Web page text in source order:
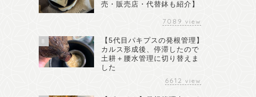
売・販売店・代替鉢も紹介】
7089 view
8
【5代目パキプスの発根管理】
カルス形成後、停滞したので
土耕＋腰水管理に切り替えま
した
6612 view